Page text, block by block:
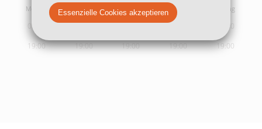
Essenzielle Cookies akzeptieren
Montag
09:00
19:00
Dienstag
09:00
19:00
Mittwoch
09:00
19:00
Donnerstag
09:00
19:00
Freitag
09:00
19:00